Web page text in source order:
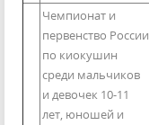
Чемпионат и
первенство России
по киокушин
среди мальчиков
и девочек 10-11
лет, юношей и